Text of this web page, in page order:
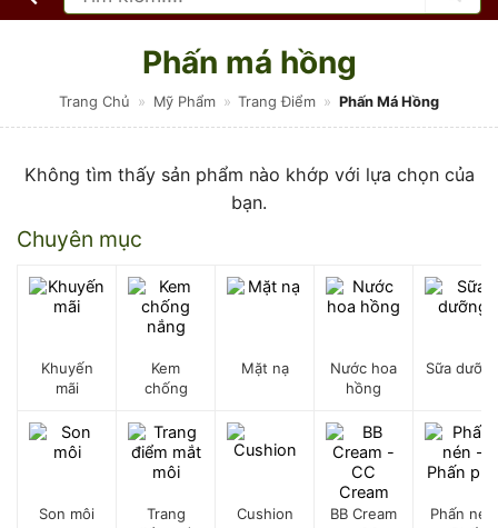
kiếm:
Phấn má hồng
Trang Chủ » Mỹ Phẩm » Trang Điểm » Phấn Má Hồng
Không tìm thấy sản phẩm nào khớp với lựa chọn của
bạn.
Chuyên mục
Khuyến
mãi
Kem
chống
Mặt nạ
Nước hoa
hồng
Sữa
Son môi
Trang
Cushion
BB Cream
Phấn nén